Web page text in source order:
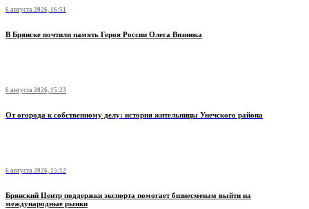
6 августа 2026, 16:51
В Брянске почтили память Героя России Олега Визнюка
6 августа 2026, 15:23
От огорода к собственному делу: история жительницы Унечского района
6 августа 2026, 15:12
Брянский Центр поддержки экспорта помогает бизнесменам выйти на
международные рынки